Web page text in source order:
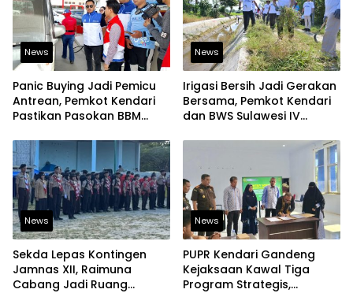
News
Panic Buying Jadi Pemicu
Antrean, Pemkot Kendari
Pastikan Pasokan BBM
News
Irigasi Bersih Jadi Gerakan
Bersama, Pemkot Kendari
dan BWS Sulawesi IV
Pangan
News
Sekda Lepas Kontingen
Jamnas XII, Raimuna
Cabang Jadi Ruang
News
PUPR Kendari Gandeng
Kejaksaan Kawal Tiga
Program Strategis,